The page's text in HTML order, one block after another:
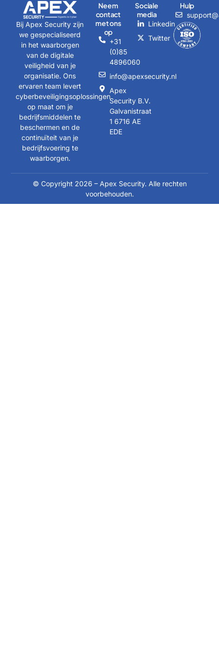
Bij Apex Security zijn
we gespecialiseerd
in het waarborgen
van de digitale
veiligheid van je
organisatie. Ons
ervaren team levert
cyberbeveiligingsoplossingen
op maat om je
bedrijfsmiddelen te
beschermen en de
continuïteit van je
bedrijfsvoering te
waarborgen.
Neem
contact
met ons
op
+31
(0)85
4896060
info@apexsecurity.nl
Apex
Security B.V.
Galvanistraat
1 6716 AE
EDE
Sociale
media
Linkedin
Twitter
Hulp
© Copyright 2026 – Apex Security. Alle rechten
voorbehouden.